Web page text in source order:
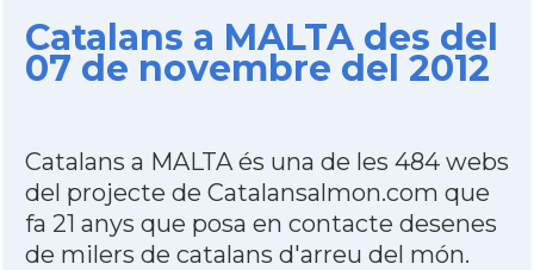
Catalans a MALTA des del
07 de novembre del 2012
Catalans a MALTA és una de les 484 webs
del projecte de Catalansalmon.com que
fa 21 anys que posa en contacte desenes
de milers de catalans d'arreu del món.